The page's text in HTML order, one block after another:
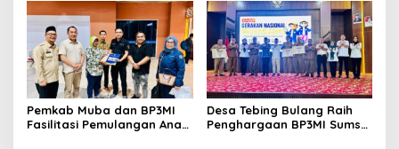
untuk Negara Raih
Penghargaan SKK Migas
Pemkab Muba dan BP3MI
Fasilitasi Pemulangan Anak
Desa Tebing Bulang Raih
Penghargaan BP3MI Sumsel